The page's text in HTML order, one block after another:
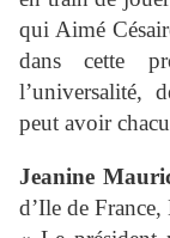
qui Aimé
dans cette
l’universalité,
peut avoir
Jeanine
d’Ile de